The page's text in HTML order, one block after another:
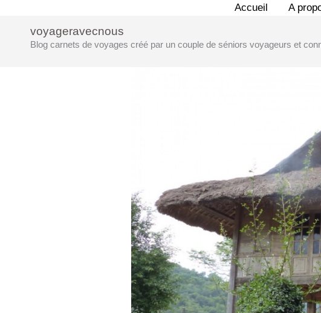
contenu
Accueil A
voyageravecnous
Blog carnets de voyages créé par un couple de séniors voyageurs et